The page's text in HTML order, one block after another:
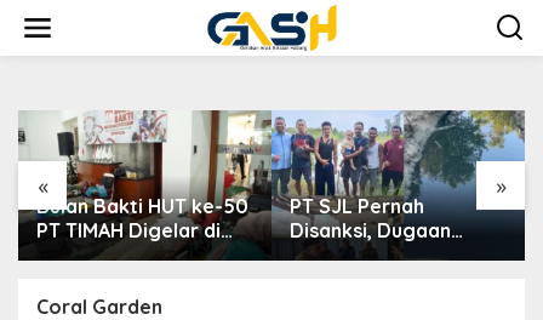
konten
« »
Bulan Bakti HUT ke-50
PT TIMAH Digelar di
Jakarta
PT SJL Pernah
Disanksi, Dugaan
Limbah Kembali
Coral Garden